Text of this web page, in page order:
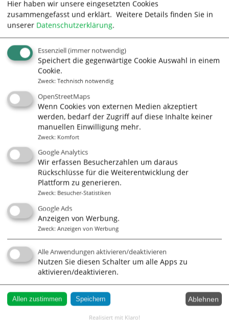
Inneres Team, Positive Psychologie
Medien
Videos
Kontakt
Steffi Knöpfel
Heinheimer Str. 29-31
64289 Darmstadt
Deutschland
Mobil: 01733057812
http://www.knoepfel-coaching.de
Kontakt
Hier haben wir unsere eingesetzten Cookies
zusammengefasst und erklärt. Weitere Details finden Sie in
unserer Datenschutzerklärung.
Essenziell(immer notwendig)
Speichert die gegenwärtige Cookie Auswahl in einem
Cookie.
Zweck: Technisch notwendig
OpenStreetMaps
Wenn Cookies von externen Medien akzeptiert
werden, bedarf der Zugriff auf diese Inhalte keiner
manuellen Einwilligung mehr.
Zweck: Komfort
Google Analytics
Wir erfassen Besucherzahlen um daraus
Rückschlüsse für die Weiterentwicklung der
Plattform zu generieren.
Zweck: Besucher-Statistiken
Google Ads
Anzeigen von Werbung.
Zweck: Anzeigen von Werbung
Alle Anwendungen aktivieren/deaktivieren
Nutzen Sie diesen Schalter um alle Apps zu
aktivieren/deaktivieren.
Allen zustimmen Speichern Ablehnen
Realisiert mit Klaro!